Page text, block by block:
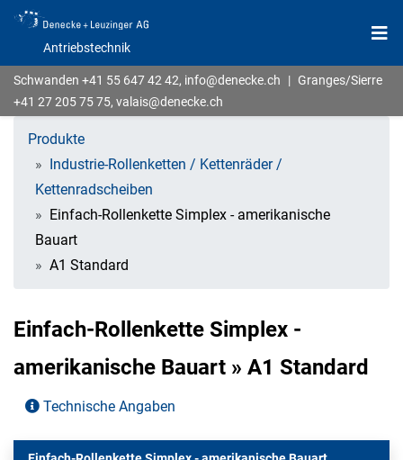
Antriebstechnik
Schwanden +41 55 647 42 42, info@denecke.ch | Granges/Sierre
+41 27 205 75 75, valais@denecke.ch
Produkte
Industrie-Rollenketten / Kettenräder /
Kettenradscheiben
Einfach-Rollenkette Simplex - amerikanische
Bauart
A1 Standard
Einfach-Rollenkette Simplex -
amerikanische Bauart » A1 Standard
Technische Angaben